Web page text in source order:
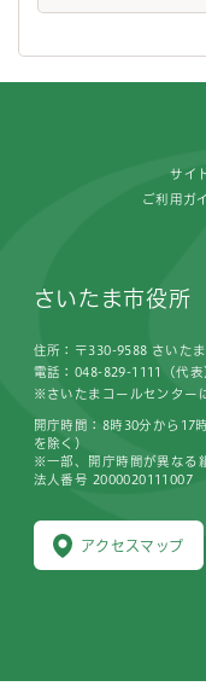
サイ
ご利用ガ
さいたま市役所
住所：〒330-9588 さいた
電話：048-829-1111（代表
※さいたまコールセンター
アクセスマップ
開庁時間：8時30分から17
を除く）
※一部、開庁時間が異なる
法人番号 2000020111007